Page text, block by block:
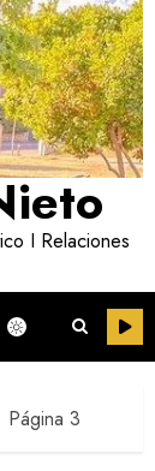
I Relaciones
Página 3